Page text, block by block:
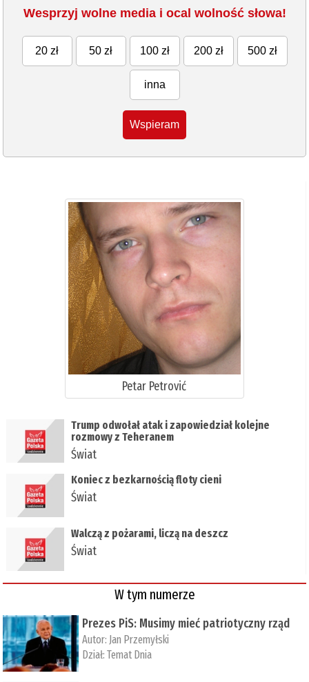
Wesprzyj wolne media i ocal wolność słowa!
20 zł 50 zł 100 zł 200 zł 500 zł
inna
Wspieram
Petar Petrović
Trump odwołał atak i zapowiedział kolejne
rozmowy z Teheranem
Świat
Koniec z bezkarnością floty cieni
Świat
Walczą z pożarami, liczą na deszcz
Świat
W tym numerze
Prezes PiS: Musimy mieć patriotyczny rząd
Autor: Jan Przemyłski
Dział:Temat Dnia